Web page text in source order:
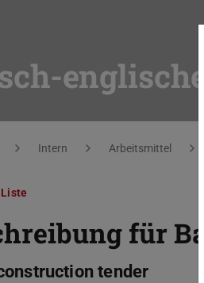
hier:Intern Arbeitsmittel
für
tender